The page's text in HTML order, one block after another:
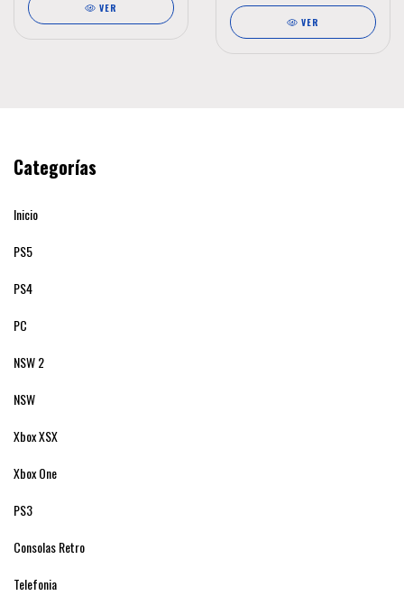
VER
VER
Categorías
Inicio
PS5
PS4
PC
NSW 2
NSW
Xbox XSX
Xbox One
PS3
Consolas Retro
Telefonia